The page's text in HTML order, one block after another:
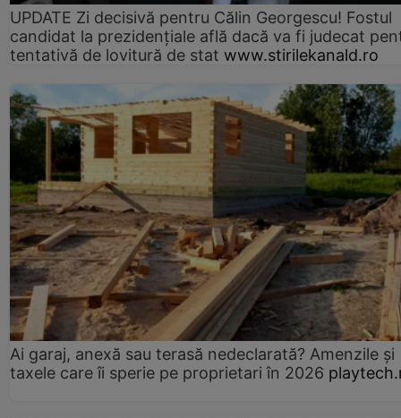
UPDATE Zi decisivă pentru Călin Georgescu! Fostul
candidat la prezidențiale află dacă va fi judecat
tentativă de lovitură de stat www.stirilekanald.ro
Ai garaj, anexă sau terasă nedeclarată? Amenzile și
taxele care îi sperie pe proprietari în 2026